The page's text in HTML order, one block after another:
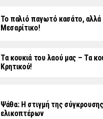
Το παλιό παγωτό κασάτο, αλλά
Μεσαρίτικο!
Τα κουκιά του λαού μας – Τα
Κρητικού!
Ψάθα: Η στιγμή της
ελικοπτέρων